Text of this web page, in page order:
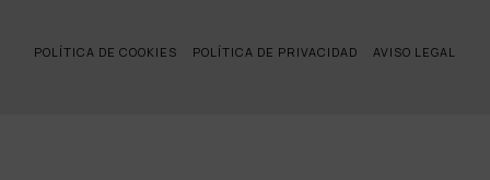
POLÍTICA DE COOKIES POLÍTICA DE PRIVACIDAD AVISO LEGAL